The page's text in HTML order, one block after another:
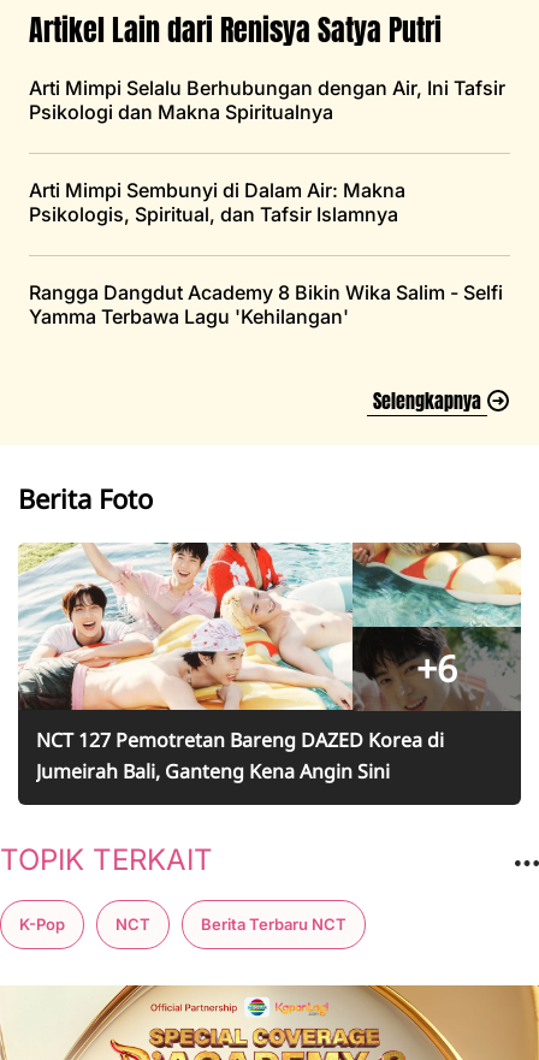
Artikel Lain dari Renisya Satya Putri
Arti Mimpi Selalu Berhubungan dengan Air, Ini Tafsir
Psikologi dan Makna Spiritualnya
Arti Mimpi Sembunyi di Dalam Air: Makna
Psikologis, Spiritual, dan Tafsir Islamnya
Rangga Dangdut Academy 8 Bikin Wika Salim - Selfi
Yamma Terbawa Lagu 'Kehilangan'
Selengkapnya
Berita Foto
+6
NCT 127 Pemotretan Bareng DAZED Korea di
Jumeirah Bali, Ganteng Kena Angin Sini
TOPIK TERKAIT
K-Pop NCT Berita Terbaru NCT